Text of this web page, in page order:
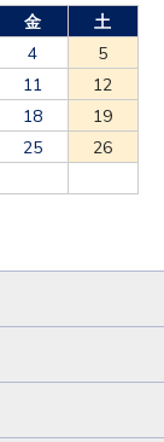
金
土
4
5
11
12
18
19
25
26